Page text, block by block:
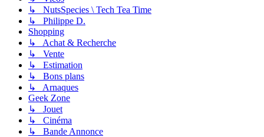
↳ NutsSpecies \ Tech Tea Time
↳ Philippe D.
Shopping
↳ Achat & Recherche
↳ Vente
↳ Estimation
↳ Bons plans
↳ Arnaques
Geek Zone
↳ Jouet
↳ Cinéma
↳ Bande Annonce